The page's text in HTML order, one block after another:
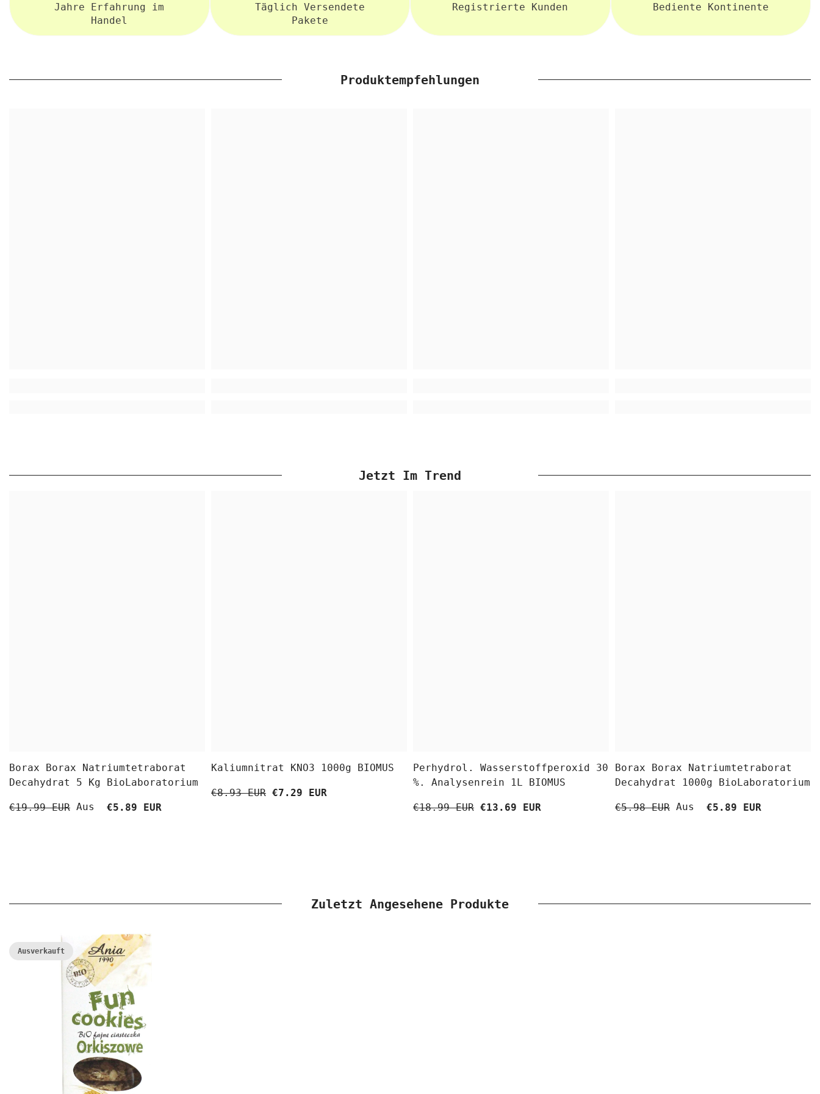
Jahre Erfahrung im
Handel
Täglich Versendete
Pakete
Registrierte Kunden Bediente Kontinente
Produktempfehlungen
Jetzt Im Trend
Borax Borax Natriumtetraborat
Decahydrat 5 Kg BioLaboratorium
€19.99 EUR Aus €5.89 EUR
Kaliumnitrat KNO3 1000g BIOMUS
€8.93 EUR €7.29 EUR
Perhydrol. Wasserstoffperoxid 30
%. Analysenrein 1L BIOMUS
€18.99 EUR €13.69 EUR
Borax Borax Natriumtetraborat
Decahydrat 1000g BioLaboratorium
€5.98 EUR Aus €5.89 EUR
Zuletzt Angesehene Produkte
Ausverkauft